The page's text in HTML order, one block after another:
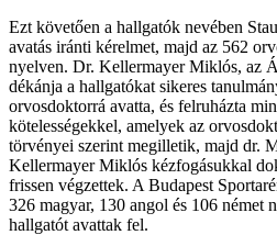
Ezt követően a hallgatók nevében
avatás iránti kérelmet, majd az 562
nyelven. Dr. Kellermayer Miklós, az
dékánja a hallgatókat sikeres
orvosdoktorrá avatta, és felruházta
kötelességekkel, amelyek az
törvényei szerint megilletik, majd dr.
Kellermayer Miklós kézfogásukkal
frissen végzettek. A Budapest
326 magyar, 130 angol és 106 német
hallgatót avattak fel.